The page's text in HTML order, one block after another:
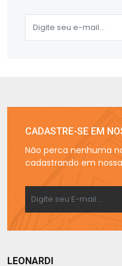
CADASTRE-SE EM
Não perca nenhuma
cadastrando em
LEONARDI